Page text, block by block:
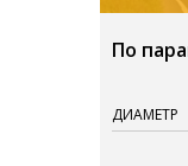
По
ДИАМЕТР